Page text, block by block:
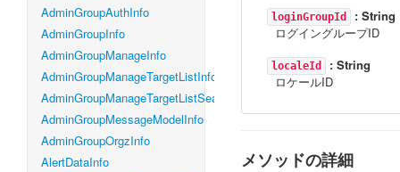
AdminGroupAuthInfo
AdminGroupInfo
AdminGroupManageInfo
AdminGroupManageTargetListInfo
AdminGroupManageTargetListSearchConditionInfo
AdminGroupMessageModelInfo
AdminGroupOrgzInfo
AlertDataInfo
loginGroupId : String
ログイングループID
localeId : String
ロケールID
メソッドの詳細